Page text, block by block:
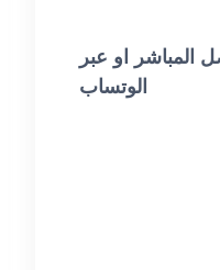
المباشر او عبر
الوتساب